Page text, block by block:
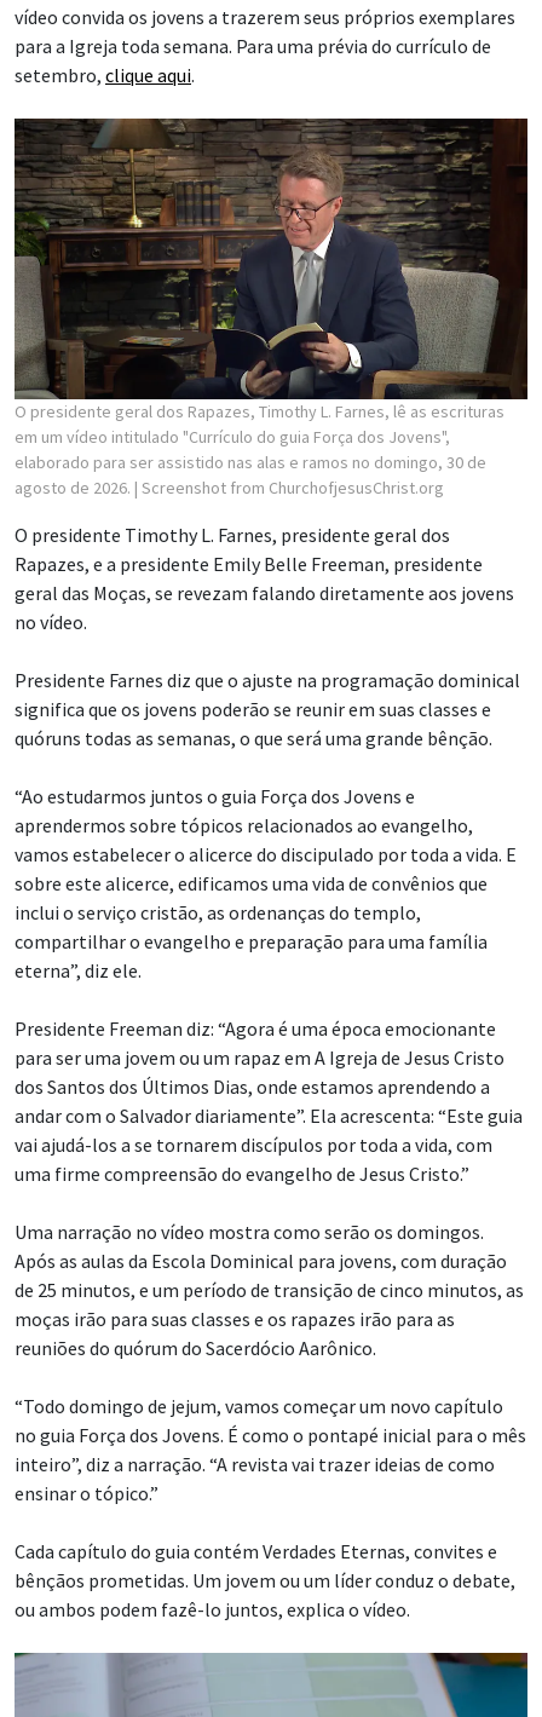
vídeo convida os jovens a trazerem seus próprios exemplares
para a Igreja toda semana. Para uma prévia do currículo de
setembro, clique aqui.
O presidente geral dos Rapazes, Timothy L. Farnes, lê as escrituras
em um vídeo intitulado "Currículo do guia Força dos Jovens",
elaborado para ser assistido nas alas e ramos no domingo, 30 de
agosto de 2026. | Screenshot from ChurchofjesusChrist.org
O presidente Timothy L. Farnes, presidente geral dos
Rapazes, e a presidente Emily Belle Freeman, presidente
geral das Moças, se revezam falando diretamente aos jovens
no vídeo.
Presidente Farnes diz que o ajuste na programação dominical
significa que os jovens poderão se reunir em suas classes e
quóruns todas as semanas, o que será uma grande bênção.
“Ao estudarmos juntos o guia Força dos Jovens e
aprendermos sobre tópicos relacionados ao evangelho,
vamos estabelecer o alicerce do discipulado por toda a vida. E
sobre este alicerce, edificamos uma vida de convênios que
inclui o serviço cristão, as ordenanças do templo,
compartilhar o evangelho e preparação para uma família
eterna”, diz ele.
Presidente Freeman diz: “Agora é uma época emocionante
para ser uma jovem ou um rapaz em A Igreja de Jesus Cristo
dos Santos dos Últimos Dias, onde estamos aprendendo a
andar com o Salvador diariamente”. Ela acrescenta: “Este guia
vai ajudá-los a se tornarem discípulos por toda a vida, com
uma firme compreensão do evangelho de Jesus Cristo.”
Uma narração no vídeo mostra como serão os domingos.
Após as aulas da Escola Dominical para jovens, com duração
de 25 minutos, e um período de transição de cinco minutos, as
moças irão para suas classes e os rapazes irão para as
reuniões do quórum do Sacerdócio Aarônico.
“Todo domingo de jejum, vamos começar um novo capítulo
no guia Força dos Jovens. É como o pontapé inicial para o mês
inteiro”, diz a narração. “A revista vai trazer ideias de como
ensinar o tópico.”
Cada capítulo do guia contém Verdades Eternas, convites e
bênçãos prometidas. Um jovem ou um líder conduz o debate,
ou ambos podem fazê-lo juntos, explica o vídeo.